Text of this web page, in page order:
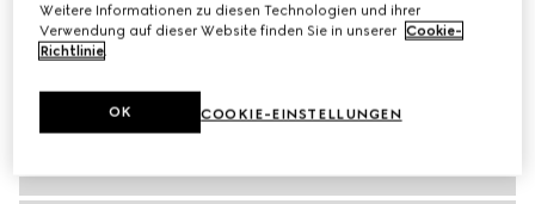
Weitere Informationen zu diesen Technologien und ihrer
Verwendung auf dieser Website finden Sie in unserer Cookie-
Richtlinie.
COOKIE-EINSTELLUNGEN
OK